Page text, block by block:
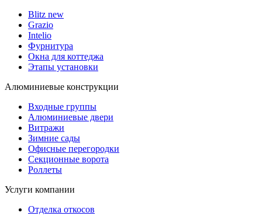
Blitz new
Grazio
Intelio
Фурнитура
Окна для коттеджа
Этапы установки
Алюминиевые конструкции
Входные группы
Алюминиевые двери
Витражи
Зимние сады
Офисные перегородки
Секционные ворота
Роллеты
Услуги компании
Отделка откосов